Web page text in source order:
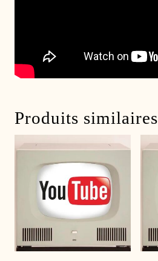
Produits similaires